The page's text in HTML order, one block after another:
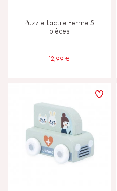
Puzzle tactile Ferme 5
pièces
12,99 €